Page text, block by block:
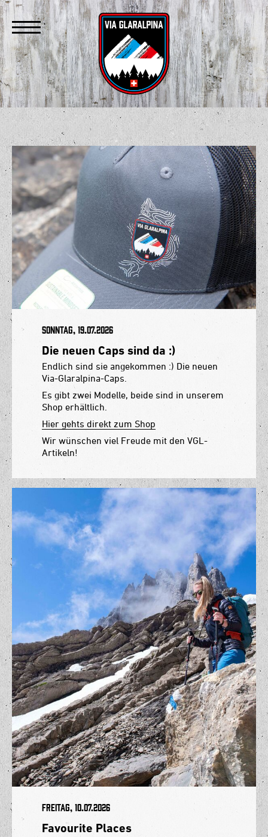
Sonntag, 19.07.2026
Die neuen Caps sind da :)
Endlich sind sie angekommen :) Die neuen
Via-Glaralpina-Caps.
Es gibt zwei Modelle, beide sind in unserem
Shop erhältlich.
Hier gehts direkt zum Shop
Wir wünschen viel Freude mit den VGL-
Artikeln!
Freitag, 10.07.2026
Favourite Places